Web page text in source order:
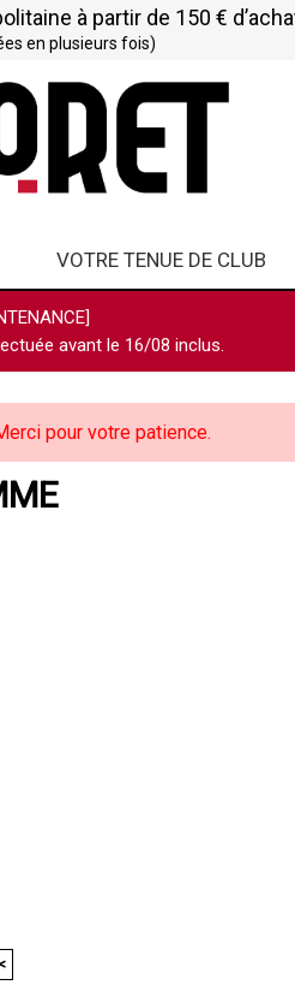
à partir de 150 €
en plusieurs fois)
VOTRE TENUE DE CLUB
avant le 16/08 inclus.
pour votre patience.
<